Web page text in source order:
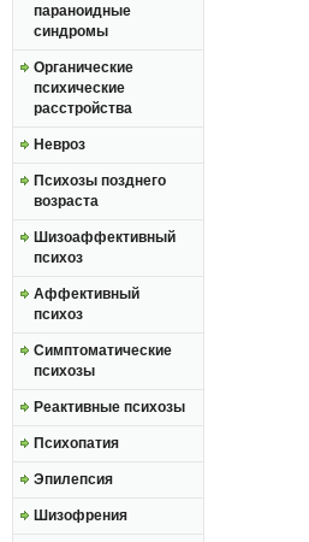
параноидные
синдромы
Органические
психические
расстройства
Невроз
Психозы позднего
возраста
Шизоаффективный
психоз
Аффективный
психоз
Симптоматические
психозы
Реактивные психозы
Психопатия
Эпилепсия
Шизофрения